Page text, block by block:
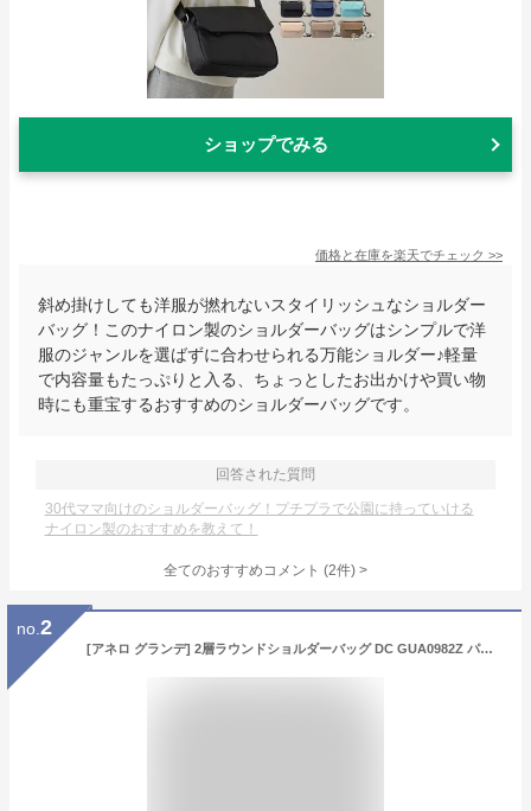
ショップでみる
価格と在庫を楽天でチェック >>
斜め掛けしても洋服が撚れないスタイリッシュなショルダー
バッグ！このナイロン製のショルダーバッグはシンプルで洋
服のジャンルを選ばずに合わせられる万能ショルダー♪軽量
で内容量もたっぷりと入る、ちょっとしたお出かけや買い物
時にも重宝するおすすめのショルダーバッグです。
回答された質問
30代ママ向けのショルダーバッグ！プチプラで公園に持っていける
ナイロン製のおすすめを教えて！
全てのおすすめコメント (2件) >
no. 2
[アネロ グランデ] 2層ラウンドショルダーバッグ DC GUA0982Z パープル